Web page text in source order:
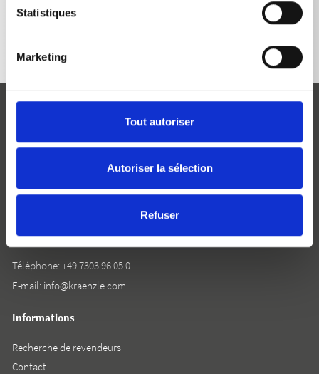
Statistiques
Marketing
Tout autoriser
Autoriser la sélection
Refuser
D-89257 Illertissen
Téléphone: +49 7303 96 05 0
E-mail: info@kraenzle.com
Informations
Recherche de revendeurs
Contact